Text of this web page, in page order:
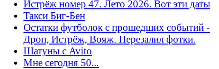
Истрёж номер 47. Лето 2026. Вот эти даты
Такси Биг-Бен
Остатки футболок с прошедших событий -
Дроп, Истрёж, Вояж. Перезалил фотки.
Шатуны с Avito
Мне сегодня 50...